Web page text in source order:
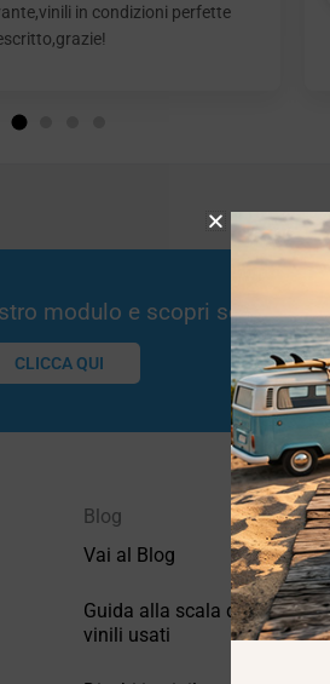
in condizioni perfette
modulo e scopri se
CLICCA QUI
Blog
Vai al Blog
Guida alla scala di
vinili usati